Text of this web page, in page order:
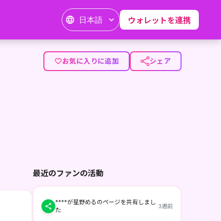
日本語 ウォレットを連携
お気に入りに追加 シェア
最近のファンの活動
****が星野めるのページを共有しまし
た
3週前